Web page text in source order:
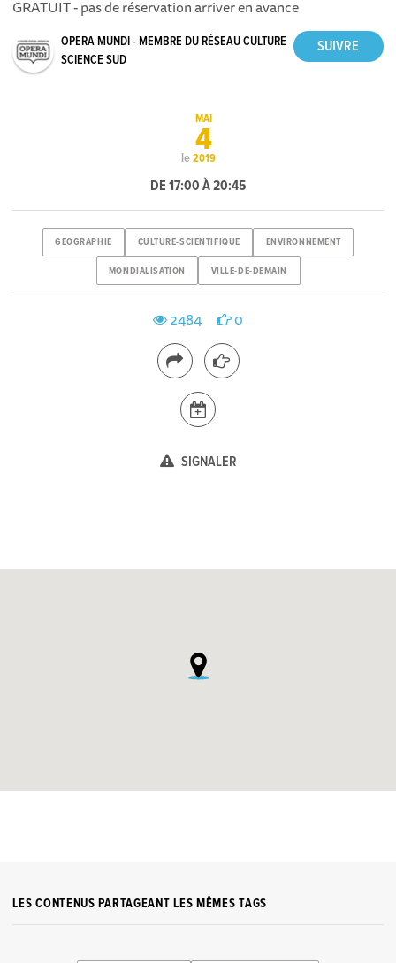
GRATUIT - pas de réservation arriver en avance
OPERA MUNDI - MEMBRE DU RÉSEAU CULTURE
SCIENCE SUD
le
MAI
4
2019
DE 17:00 À 20:45
GEOGRAPHIE CULTURE-SCIENTIFIQUE ENVIRONNEMENT
MONDIALISATION VILLE-DE-DEMAIN
2484 0
SIGNALER
LES CONTENUS PARTAGEANT LES MÊMES TAGS